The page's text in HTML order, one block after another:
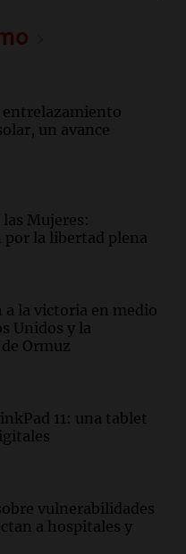
un avance
Mujeres:
por la libertad plena
a la victoria en medio
Unidos y la
Ormuz
11: una tablet
vulnerabilidades
a hospitales y